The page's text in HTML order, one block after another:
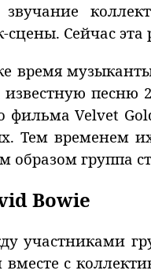
звучание
сцены. Сейчас
время
известную песню
фильма Velvet
Тем временем
образом группа
Bowie
участниками
вместе с